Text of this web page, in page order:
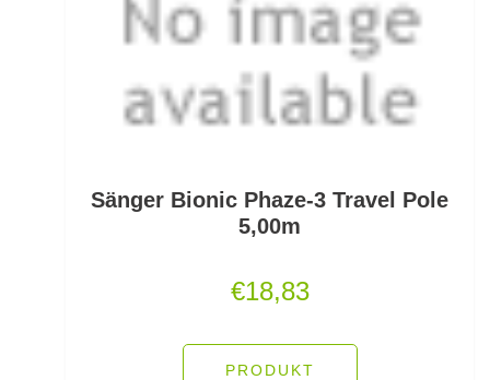
Sänger Bionic Phaze-3 Travel Pole
5,00m
€18,83
PRODUKT
Filetiermesser
Fischwaagen
Fliegen